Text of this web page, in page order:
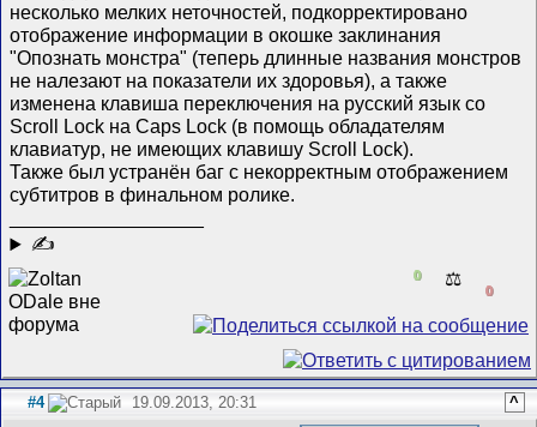
несколько мелких неточностей, подкорректировано
отображение информации в окошке заклинания
"Опознать монстра" (теперь длинные названия монстров
не налезают на показатели их здоровья), а также
изменена клавиша переключения на русский язык со
Scroll Lock на Caps Lock (в помощь обладателям
клавиатур, не имеющих клавишу Scroll Lock).
Также был устранён баг с некорректным отображением
субтитров в финальном ролике.
✍
0 ⚖️
0
#4 19.09.2013, 20:31 ^